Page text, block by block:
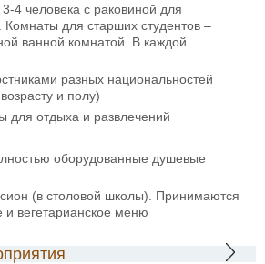
4 человека с раковиной для
Комнаты для старших студентов –
ванной комнатой. В каждой
разных национальностей
и полу)
для отдыха и развлечений
оборудованные душевые
(в столовой школы). Принимаются
и вегетарианское меню